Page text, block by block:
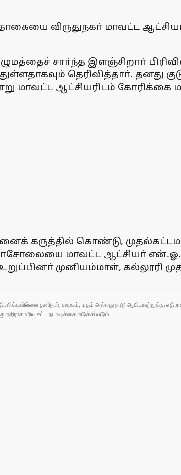
விருதுநகா் மாவட்ட ஆட்சியா்
சாா்ந்த இளஞ்சிறாா்
தெரிவித்தாா். தனது
ஆட்சியரிடம் கோரிக்கை
கருத்தில் கொண்டு,
மாவட்ட ஆட்சியா் என்.ஓ.
முனியம்மாள், கல்லூரி
சமூகம், மதம் அல்லது நாடு ஆகியவற்றுக்கு
உரிய சட்ட நடவடிக்கை எடுக்கப்படும்.